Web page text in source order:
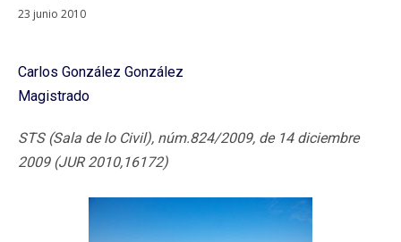
23 junio 2010
Carlos González González
Magistrado
STS (Sala de lo Civil), núm.824/2009, de 14 diciembre
2009 (JUR 2010,16172)